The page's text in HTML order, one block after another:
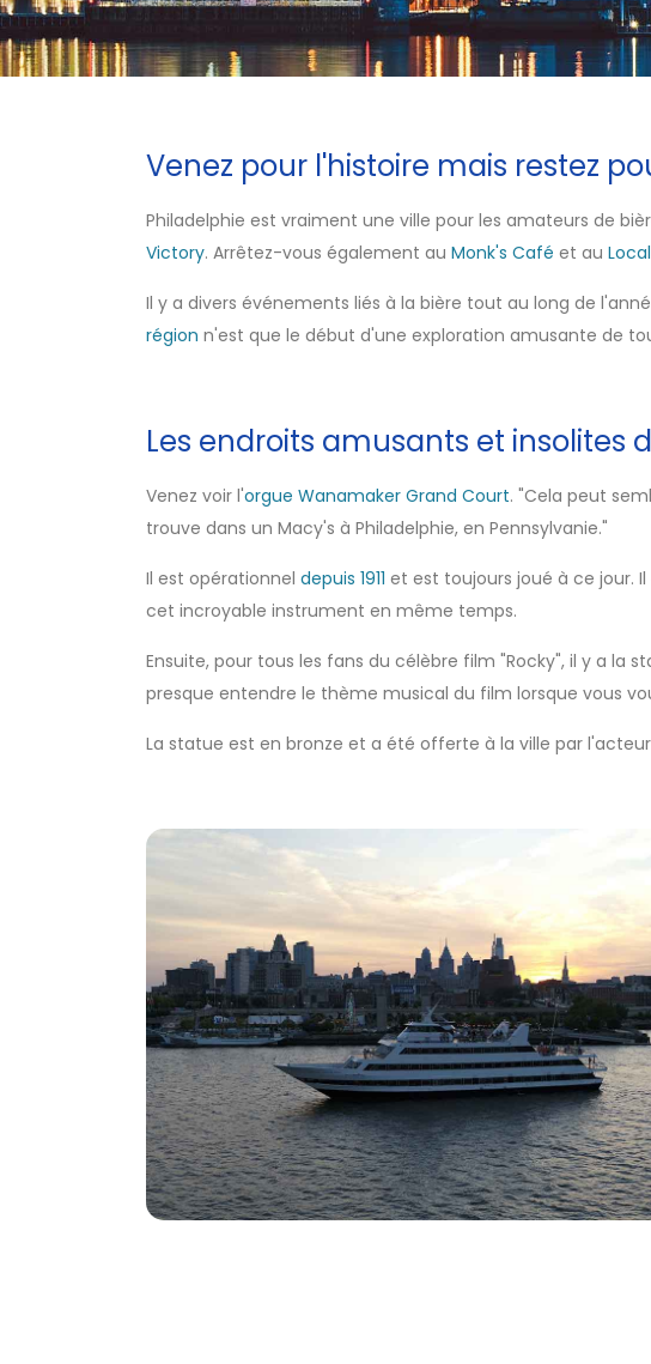
Venez pour l'histoire mais restez
Philadelphie est vraiment une ville pour les amateurs de
Victory. Arrêtez-vous également au Monk's Café et au
Il y a divers événements liés à la bière tout au long de
région n'est que le début d'une exploration amusante de
Les endroits amusants et insolites
Venez voir l'orgue Wanamaker Grand Court. "Cela peut
trouve dans un Macy's à Philadelphie, en Pennsylvanie."
Il est opérationnel depuis 1911 et est toujours joué à ce jour.
cet incroyable instrument en même temps.
Ensuite, pour tous les fans du célèbre film "Rocky", il y a la
presque entendre le thème musical du film lorsque vous
La statue est en bronze et a été offerte à la ville par